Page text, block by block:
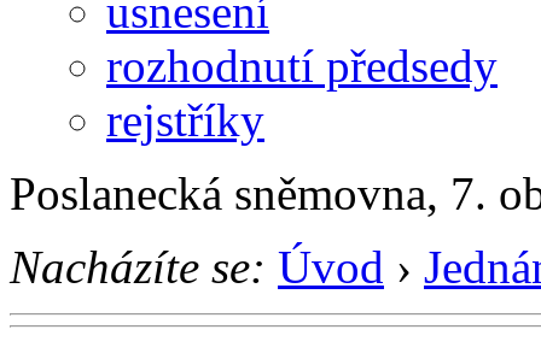
usnesení
rozhodnutí předsedy
rejstříky
Poslanecká sněmovna, 7.
Nacházíte se: Úvod ›